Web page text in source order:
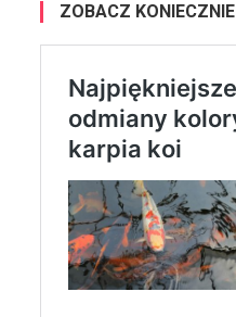
ZOBACZ KONIECZNIE